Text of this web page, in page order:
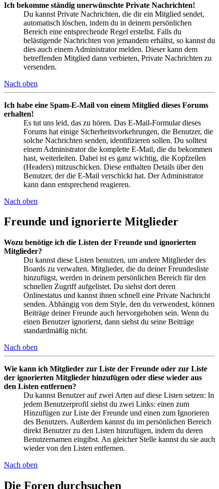
Ich bekomme ständig unerwünschte Private Nachrichten!
Du kannst Private Nachrichten, die dir ein Mitglied sendet,
automatisch löschen, indem du in deinem persönlichen
Bereich eine entsprechende Regel erstellst. Falls du
belästigende Nachrichten von jemandem erhältst, so kannst du
dies auch einem Administrator melden. Dieser kann dem
betreffenden Mitglied dann verbieten, Private Nachrichten zu
versenden.
Nach oben
Ich habe eine Spam-E-Mail von einem Mitglied dieses Forums
erhalten!
Es tut uns leid, das zu hören. Das E-Mail-Formular dieses
Forums hat einige Sicherheitsvorkehrungen, die Benutzer, die
solche Nachrichten senden, identifizieren sollen. Du solltest
einem Administrator die komplette E-Mail, die du bekommen
hast, weiterleiten. Dabei ist es ganz wichtig, die Kopfzeilen
(Headers) mitzuschicken. Diese enthalten Details über den
Benutzer, der die E-Mail verschickt hat. Der Administrator
kann dann entsprechend reagieren.
Nach oben
Freunde und ignorierte Mitglieder
Wozu benötige ich die Listen der Freunde und ignorierten
Mitglieder?
Du kannst diese Listen benutzen, um andere Mitglieder des
Boards zu verwalten. Mitglieder, die du deiner Freundesliste
hinzufügst, werden in deinem persönlichen Bereich für den
schnellen Zugriff aufgelistet. Du siehst dort deren
Onlinestatus und kannst ihnen schnell eine Private Nachricht
senden. Abhängig von dem Style, den du verwendest, können
Beiträge deiner Freunde auch hervorgehoben sein. Wenn du
einen Benutzer ignorierst, dann siehst du seine Beiträge
standardmäßig nicht.
Nach oben
Wie kann ich Mitglieder zur Liste der Freunde oder zur Liste
der ignorierten Mitglieder hinzufügen oder diese wieder aus
den Listen entfernen?
Du kannst Benutzer auf zwei Arten auf diese Listen setzen: In
jedem Benutzerprofil siehst du zwei Links: einen zum
Hinzufügen zur Liste der Freunde und einen zum Ignorieren
des Benutzers. Außerdem kannst du im persönlichen Bereich
direkt Benutzer zu den Listen hinzufügen, indem du deren
Benutzernamen eingibst. An gleicher Stelle kannst du sie auch
wieder von den Listen entfernen.
Nach oben
Die Foren durchsuchen